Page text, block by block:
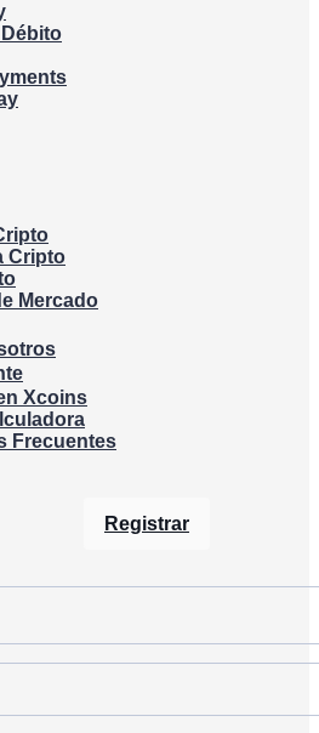
Cripto
Mercado
Xcoins
Frecuentes
Registrar